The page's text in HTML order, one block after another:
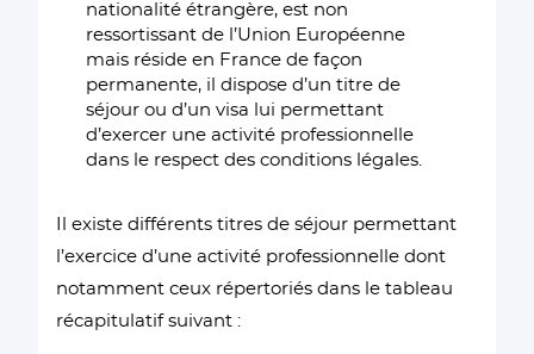
nationalité étrangère, est non
ressortissant de l’Union Européenne
mais réside en France de façon
permanente, il dispose d’un titre de
séjour ou d’un visa lui permettant
d’exercer une activité professionnelle
dans le respect des conditions légales.
Il existe différents titres de séjour permettant
l’exercice d’une activité professionnelle dont
notamment ceux répertoriés dans le tableau
récapitulatif suivant :